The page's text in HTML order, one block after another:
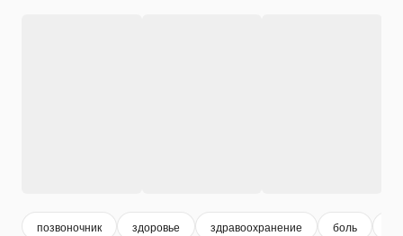
позвоночник здоровье здравоохранение боль